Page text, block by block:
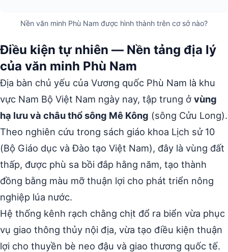
Nền văn minh Phù Nam được hình thành trên cơ sở nào?
Điều kiện tự nhiên — Nền tảng địa lý
của văn minh Phù Nam
Địa bàn chủ yếu của Vương quốc Phù Nam là khu
vực Nam Bộ Việt Nam ngày nay, tập trung ở vùng
hạ lưu và châu thổ sông Mê Kông (sông Cửu Long).
Theo nghiên cứu trong sách giáo khoa Lịch sử 10
(Bộ Giáo dục và Đào tạo Việt Nam), đây là vùng đất
thấp, được phù sa bồi đắp hằng năm, tạo thành
đồng bằng màu mỡ thuận lợi cho phát triển nông
nghiệp lúa nước.
Hệ thống kênh rạch chằng chịt đổ ra biển vừa phục
vụ giao thông thủy nội địa, vừa tạo điều kiện thuận
lợi cho thuyền bè neo đậu và giao thương quốc tế.